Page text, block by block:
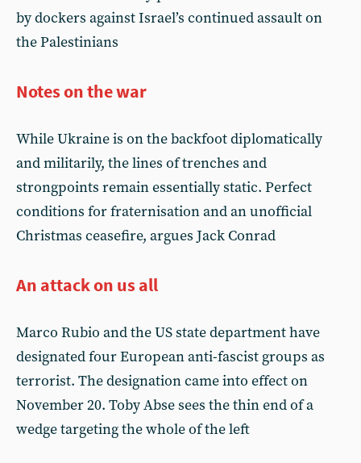
by dockers against Israel’s continued assault on
the Palestinians
Notes on the war
While Ukraine is on the backfoot diplomatically
and militarily, the lines of trenches and
strongpoints remain essentially static. Perfect
conditions for fraternisation and an unofficial
Christmas ceasefire, argues Jack Conrad
An attack on us all
Marco Rubio and the US state department have
designated four European anti-fascist groups as
terrorist. The designation came into effect on
November 20. Toby Abse sees the thin end of a
wedge targeting the whole of the left